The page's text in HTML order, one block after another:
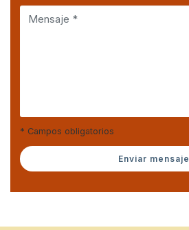
* Campos obligatorios
Enviar mensaje